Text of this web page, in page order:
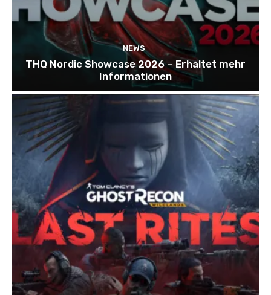
NEWS
THQ Nordic Showcase 2026 – Erhaltet mehr
Informationen